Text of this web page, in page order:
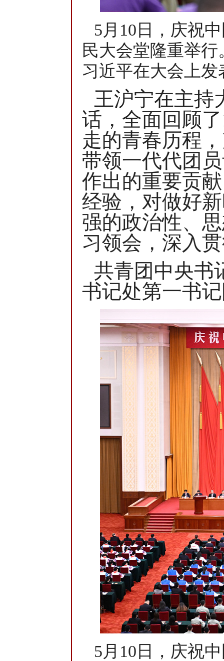
5月10日，庆祝
民大会堂隆重举
习近平在大会上
王沪宁在主持
话，全面回顾
走的青春历程
带领一代代团
作出的重要贡
经验，对做好
强的政治性、
习领会，深入
共青团中央书
书记处第一书
5月10日，庆祝